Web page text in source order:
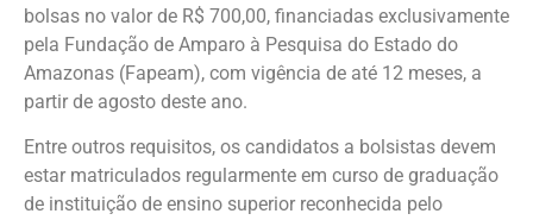
bolsas no valor de R$ 700,00, financiadas exclusivamente
pela Fundação de Amparo à Pesquisa do Estado do
Amazonas (Fapeam), com vigência de até 12 meses, a
partir de agosto deste ano.
Entre outros requisitos, os candidatos a bolsistas devem
estar matriculados regularmente em curso de graduação
de instituição de ensino superior reconhecida pelo